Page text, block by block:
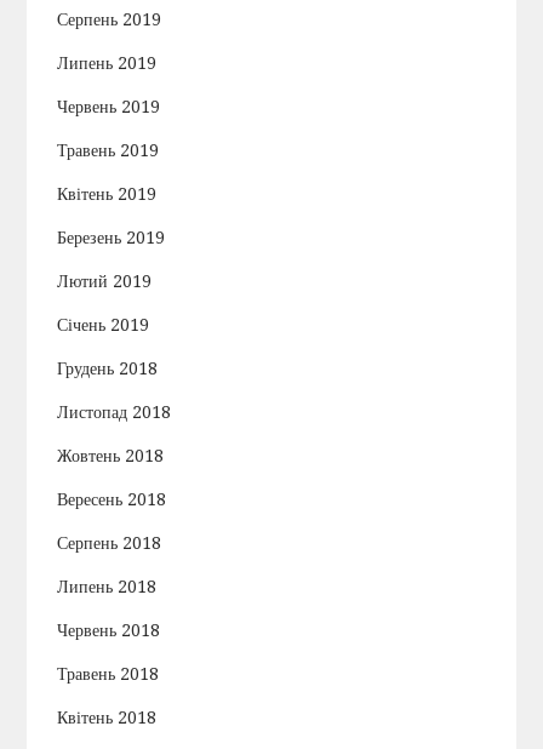
Серпень 2019
Липень 2019
Червень 2019
Травень 2019
Квітень 2019
Березень 2019
Лютий 2019
Січень 2019
Грудень 2018
Листопад 2018
Жовтень 2018
Вересень 2018
Серпень 2018
Липень 2018
Червень 2018
Травень 2018
Квітень 2018